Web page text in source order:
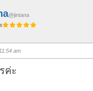
@jintana
am
ค่ะ